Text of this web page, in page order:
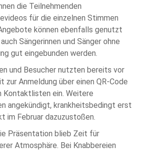
die Teilnehmenden
für die einzelnen Stimmen
können ebenfalls genutzt
Sängerinnen und Sänger ohne
gut eingebunden werden.
und Besucher nutzten bereits vor
zur Anmeldung über einen QR-Code
Kontaktlisten ein. Weitere
angekündigt, krankheitsbedingt erst
im Februar dazuzustoßen.
Präsentation blieb Zeit für
Atmosphäre. Bei Knabbereien